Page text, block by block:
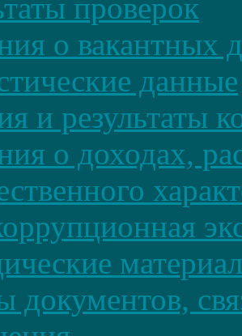
проверок
о вакантных
данные
и результаты
о доходах,